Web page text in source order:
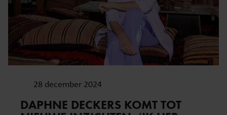
28 december 2024
DAPHNE DECKERS KOMT TOT